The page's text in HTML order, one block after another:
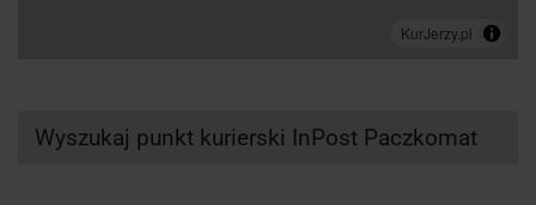
Wyszukaj punkt kurierski InPost Paczkomat